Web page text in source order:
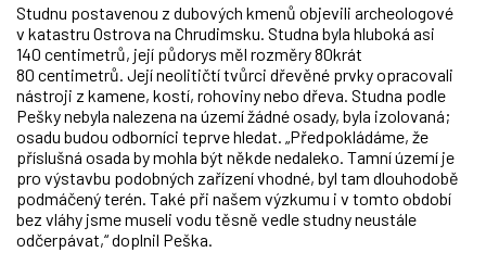
Studnu postavenou z dubových kmenů objevili archeologové
v katastru Ostrova na Chrudimsku. Studna byla hluboká asi
140 centimetrů, její půdorys měl rozměry 80krát
80 centimetrů. Její neolitičtí tvůrci dřevěné prvky opracovali
nástroji z kamene, kostí, rohoviny nebo dřeva. Studna podle
Pešky nebyla nalezena na území žádné osady, byla izolovaná;
osadu budou odborníci teprve hledat. „Předpokládáme, že
příslušná osada by mohla být někde nedaleko. Tamní území je
pro výstavbu podobných zařízení vhodné, byl tam dlouhodobě
podmáčený terén. Také při našem výzkumu i v tomto období
bez vláhy jsme museli vodu těsně vedle studny neustále
odčerpávat,“ doplnil Peška.